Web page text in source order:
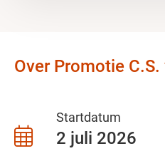
Over Promotie C.S.
Startdatum
2 juli 2026